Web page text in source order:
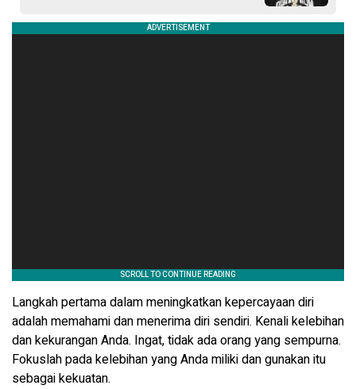
Langkah pertama dalam meningkatkan kepercayaan diri
adalah memahami dan menerima diri sendiri. Kenali kelebihan
dan kekurangan Anda. Ingat, tidak ada orang yang sempurna.
Fokuslah pada kelebihan yang Anda miliki dan gunakan itu
sebagai kekuatan.